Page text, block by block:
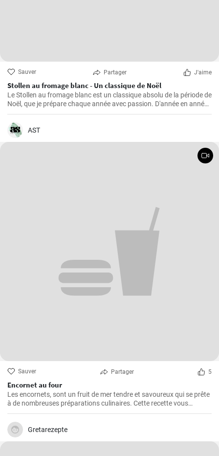
Sauver Partager J'aime
Stollen au fromage blanc - Un classique de Noël
Le Stollen au fromage blanc est un classique absolu de la période de
Noël, que je prépare chaque année avec passion. D'année en année,
j'ai perfectionné la recette et appris quelques trucs et astuces que
j'aimerais partager avec vous. Le Stollen est incroyablement
moelleux et aromatique, et accompagne parfaitement une tasse de
thé ou de café chaud par une froide journée d'hiver. Ce n'est pas la
pâtisserie la plus facile à réaliser, mais croyez-moi, l'effort en vaut la
AST
Sauver Partager 5
Encornet au four
Les encornets, sont un fruit de mer tendre et savoureux qui se prête
à de nombreuses préparations culinaires. Cette recette vous
guidera à travers les étapes pour préparer des encornets farcis avec
une garniture de légumes et de riz.
Gretarezepte